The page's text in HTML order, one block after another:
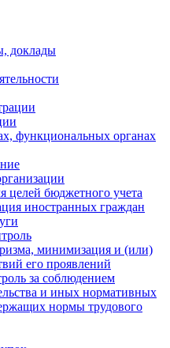
доклады
функциональных органах
целей бюджетного учета
иностранных граждан
минимизация и (или)
его проявлений
за соблюдением
и иных нормативных
нормы трудового